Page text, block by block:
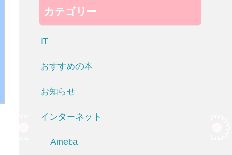
カテゴリー
IT
おすすめの本
お知らせ
インターネット
Ameba